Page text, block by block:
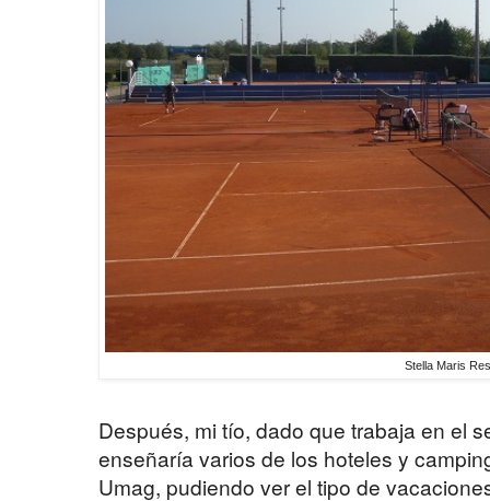
Stella Maris
Después, mi tío, dado que trabaja en el
enseñaría varios de los hoteles y
Umag, pudiendo ver el tipo de